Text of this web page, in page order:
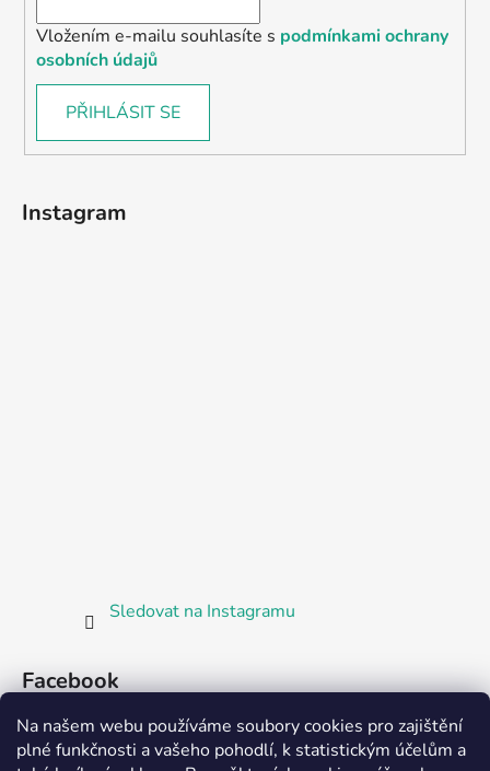
Na našem webu používáme soubory cookies pro zajištění
plné funkčnosti a vašeho pohodlí, k statistickým účelům a
Vložením e-mailu souhlasíte s podmínkami ochrany
osobních údajů
PŘIHLÁSIT SE
Instagram
Sledovat na Instagramu
Facebook